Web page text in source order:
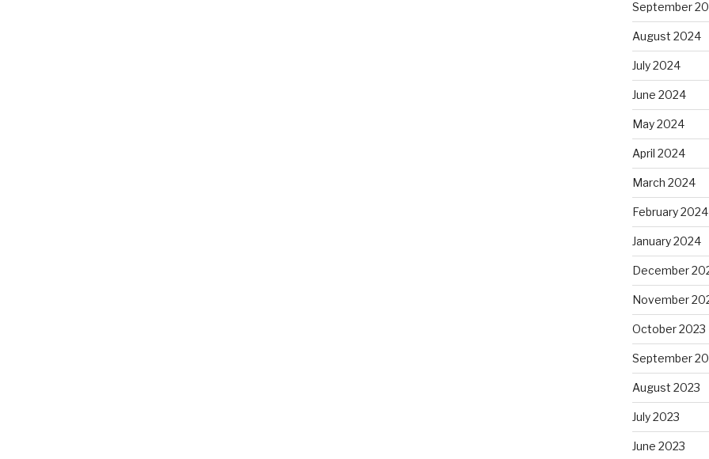
September
August 2024
July 2024
June 2024
May 2024
April 2024
March 2024
February 2024
January 2024
December
November
October 2023
September
August 2023
July 2023
June 2023